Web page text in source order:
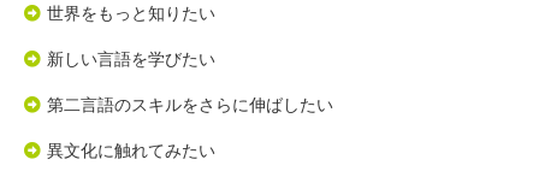
世界をもっと知りたい
新しい言語を学びたい
第二言語のスキルをさらに伸ばしたい
異文化に触れてみたい